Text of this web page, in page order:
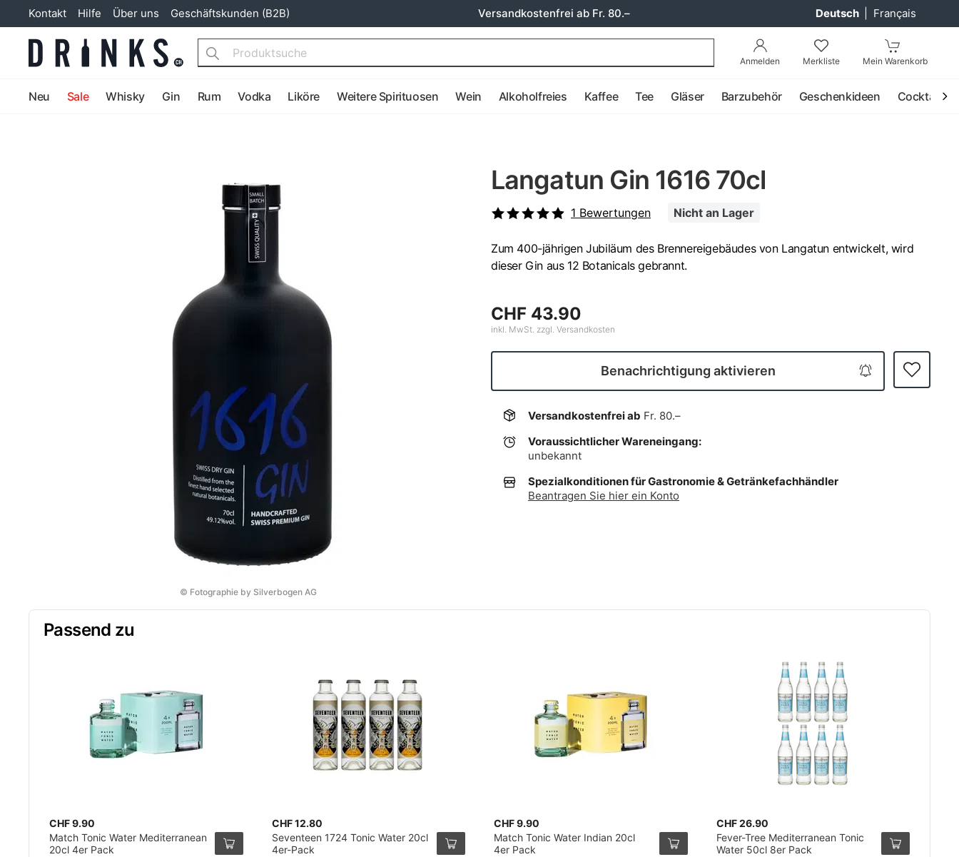
Kontakt Hilfe Über uns Geschäftskunden (B2B) Versandkostenfrei ab Fr. 80.– Deutsch Français
Anmelden Merkliste Mein Warenkorb
Search
Neu Sale Whisky Gin Rum Vodka Liköre Weitere Spirituosen Wein Alkoholfreies Kaffee Tee Gläser Barzubehör Geschenkideen Cocktail
© Fotographie by Silverbogen AG
Langatun Gin 1616 70cl
1 Bewertungen Nicht an Lager
Zum 400-jährigen Jubiläum des Brennereigebäudes von Langatun entwickelt, wird
dieser Gin aus 12 Botanicals gebrannt.
CHF 43.90
inkl. MwSt. zzgl. Versandkosten
Benachrichtigung aktivieren
Versandkostenfrei ab Fr. 80.–
Voraussichtlicher Wareneingang:
unbekannt
Spezialkonditionen für Gastronomie & Getränkefachhändler
Beantragen Sie hier ein Konto
Passend zu
CHF 9.90
Match Tonic Water Mediterranean
20cl 4er Pack
CHF 12.80
Seventeen 1724 Tonic Water 20cl
4er-Pack
CHF 9.90
Match Tonic Water Indian 20cl
4er Pack
CHF 26.90
Fever-Tree Mediterranean Tonic
Water 50cl 8er Pack